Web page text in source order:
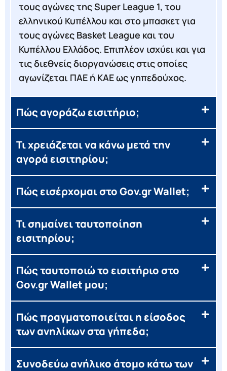
τους αγώνες της Super League 1, του
ελληνικού Κυπέλλου και στο μπασκετ για
τους αγώνες Basket League και του
Κυπέλλου Ελλάδος. Επιπλέον ισχύει και για
τις διεθνείς διοργανώσεις στις οποίες
αγωνίζεται ΠΑΕ ή ΚΑΕ ως γηπεδούχος.
Πώς αγοράζω εισιτήριο;
Τι χρειάζεται να κάνω μετά την
αγορά εισιτηρίου;
Πώς εισέρχομαι στο Gov.gr Wallet;
Τι σημαίνει ταυτοποίηση
εισιτηρίου;
Πώς ταυτοποιώ το εισιτήριο στο
Gov.gr Wallet μου;
Πώς πραγματοποιείται η είσοδος
των ανηλίκων στα γήπεδα;
Συνοδεύω ανήλικο άτομο κάτω των